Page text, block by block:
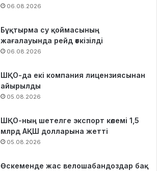
06.08.2026
Бұқтырма су қоймасының
жағалауында рейд өткізілді
06.08.2026
ШҚО-да екі компания лицензиясынан
айырылды
05.08.2026
ШҚО-ның шетелге экспорт көлемі 1,5
млрд АҚШ долларына жетті
05.08.2026
Өскеменде жас велошабандоздар бақ